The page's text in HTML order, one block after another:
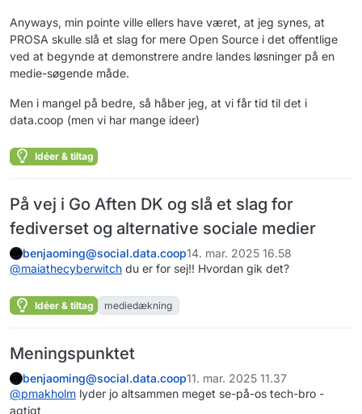
Anyways, min pointe ville ellers have været, at jeg synes, at
PROSA skulle slå et slag for mere Open Source i det offentlige
ved at begynde at demonstrere andre landes løsninger på en
medie-søgende måde.
Men i mangel på bedre, så håber jeg, at vi får tid til det i
data.coop (men vi har mange ideer)
Idéer & tiltag
På vej i Go Aften DK og slå et slag for
fediverset og alternative sociale medier
benjaoming@social.data.coop14. mar. 2025 16.58
@maiathecyberwitch du er for sej!! Hvordan gik det?
Idéer & tiltag mediedækning
Meningspunktet
benjaoming@social.data.coop11. mar. 2025 11.37
@pmakholm lyder jo altsammen meget se-på-os tech-bro -
agtigt